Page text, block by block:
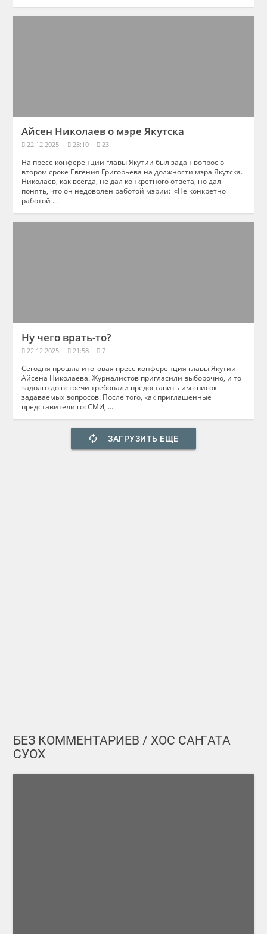
Айсен Николаев о мэре Якутска
22.12.2025 23:10 23
На пресс-конференции главы Якутии был задан вопрос о
втором сроке Евгения Григорьева на должности мэра Якутска.
Николаев, как всегда, не дал конкретного ответа, но дал
понять, что он недоволен работой мэрии: «Не конкретно
работой ...
Ну чего врать-то?
22.12.2025 21:58 7
Сегодня прошла итоговая пресс-конференция главы Якутии
Айсена Николаева. Журналистов пригласили выборочно, и то
задолго до встречи требовали предоставить им список
задаваемых вопросов. После того, как приглашенные
представители госСМИ, ...
autorenew ЗАГРУЗИТЬ ЕЩЕ
БЕЗ КОММЕНТАРИЕВ / ХОС САҤАТА
СУОХ